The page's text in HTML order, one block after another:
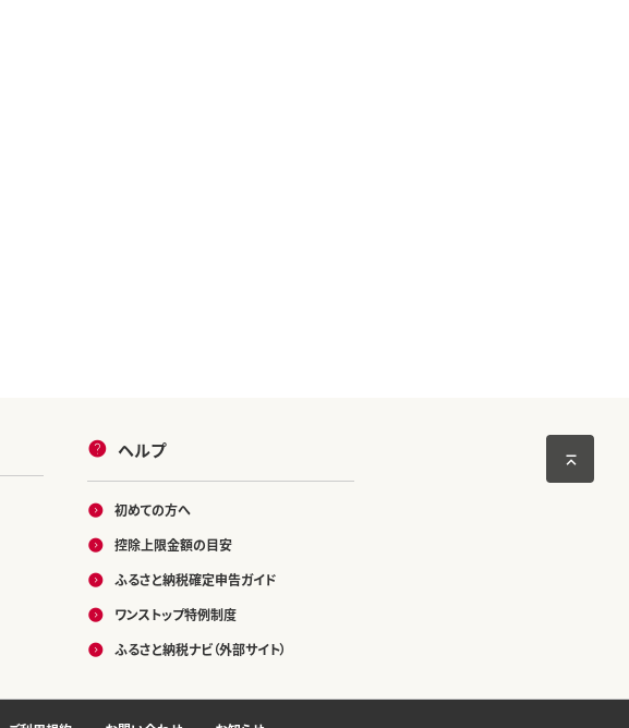
ヘルプ
初めての方へ
控除上限金額の目安
ふるさと納税確定申告ガイド
ワンストップ特例制度
ふるさと納税ナビ（外部サイト）